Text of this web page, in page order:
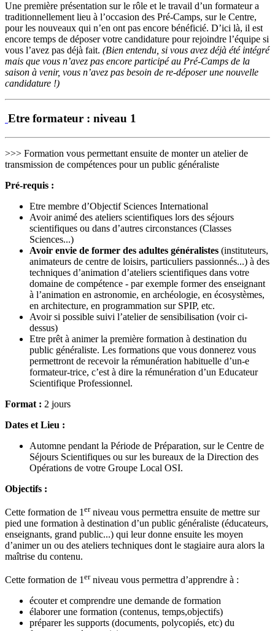
Une première présentation sur le rôle et le travail d’un formateur a
traditionnellement lieu à l’occasion des Pré-Camps, sur le Centre,
pour les nouveaux qui n’en ont pas encore bénéficié. D’ici là, il est
encore temps de déposer votre candidature pour rejoindre l’équipe si
vous l’avez pas déjà fait. (Bien entendu, si vous avez déjà été intégré
mais que vous n’avez pas encore participé au Pré-Camps de la
saison à venir, vous n’avez pas besoin de re-déposer une nouvelle
candidature !)
Etre formateur : niveau 1
>>> Formation vous permettant ensuite de monter un atelier de
transmission de compétences pour un public généraliste
Pré-requis :
Etre membre d’Objectif Sciences International
Avoir animé des ateliers scientifiques lors des séjours
scientifiques ou dans d’autres circonstances (Classes
Sciences...)
Avoir envie de former des adultes généralistes (instituteurs,
animateurs de centre de loisirs, particuliers passionnés...) à des
techniques d’animation d’ateliers scientifiques dans votre
domaine de compétence - par exemple former des enseignant
à l’animation en astronomie, en archéologie, en écosystèmes,
en architecture, en programmation sur SPIP, etc.
Avoir si possible suivi l’atelier de sensibilisation (voir ci-
dessus)
Etre prêt à animer la première formation à destination du
public généraliste. Les formations que vous donnerez vous
permettront de recevoir la rémunération habituelle d’un-e
formateur-trice, c’est à dire la rémunération d’un Educateur
Scientifique Professionnel.
Format : 2 jours
Dates et Lieu :
Automne pendant la Période de Préparation, sur le Centre de
Séjours Scientifiques ou sur les bureaux de la Direction des
Opérations de votre Groupe Local OSI.
Objectifs :
Cette formation de 1 erniveau vous permettra ensuite de mettre sur
pied une formation à destination d’un public généraliste (éducateurs,
enseignants, grand public...) qui leur donne ensuite les moyen
d’animer un ou des ateliers techniques dont le stagiaire aura alors la
maîtrise du contenu.
Cette formation de 1 erniveau vous permettra d’apprendre à :
écouter et comprendre une demande de formation
élaborer une formation (contenus, temps,objectifs)
préparer les supports (documents, polycopiés, etc) du